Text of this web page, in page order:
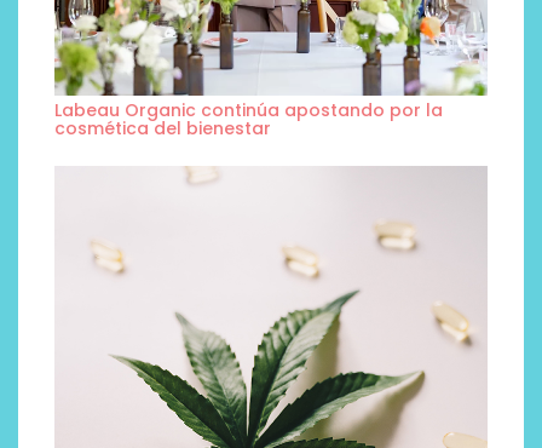
Labeau Organic continúa apostando por la
cosmética del bienestar